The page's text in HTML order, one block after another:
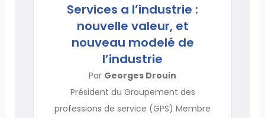
Services a l’industrie :
nouvelle valeur, et
nouveau modelé de
l’industrie
Par Georges Drouin
Président du Groupement des
professions de service (GPS) Membre